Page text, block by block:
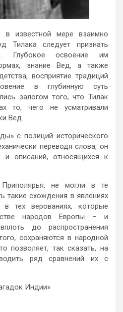
в известной мере взаимно
Тилака следует признать
Глубокое освоение им
знание Вед, а также
восприятие традиций
в глубинную суть
залогом того, что Тилак
то, чего не усматривали
Вед.
с позиций исторического
переводя слова, он
и описаний, относящихся к
не могли в те
такие схождения в явлениях
тех верованиях, которые
народов Европы – и
до распространения
сохраняются в народной
позволяет, так сказать, на
ряд сравнений их с
Индии»